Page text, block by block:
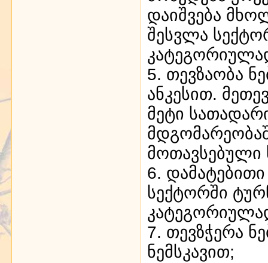
დაიშვება
შესვლა
5. თევზაობა
ანკესით.
მეტი
6.
სექტორში
7. თევზჭერა
ნემსკავით;